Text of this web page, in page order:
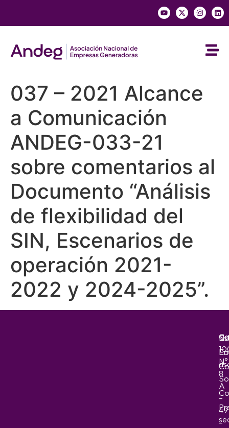
037 – 2021 Alcance
a Comunicación
ANDEG-033-21
sobre comentarios al
Documento “Análisis
de flexibilidad del
SIN, Escenarios de
operación 2021-
2022 y 2024-2025”.
N°
8
A
–
49
–